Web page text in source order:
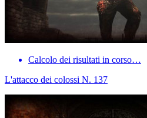
Calcolo dei risultati in corso…
L'attacco dei colossi N. 137